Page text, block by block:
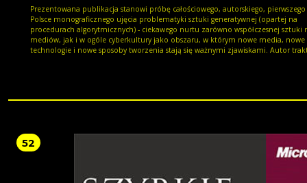
Prezentowana publikacja stanowi próbę całościowego, autorskiego, pierwszego
Polsce monograficznego ujęcia problematyki sztuki generatywnej (opartej na
procedurach algorytmicznych) - ciekawego nurtu zarówno współczesnej sztuki
mediów, jak i w ogóle cyberkultury jako obszaru, w którym nowe media, nowe
technologie i nowe sposoby tworzenia stają się ważnymi zjawiskami. Autor
badaniach łączy praktyczną znajomość języków programowania z analizą
jego wiedza osadzona jest w praktycznych umiejętnościach
Otrzymujemy książkę wymagającą uważnej lektury, ale też oferującą zarówno
wprowadzenia do jednego z ciekawszych zjawisk współczesnej sztuki nowych
52